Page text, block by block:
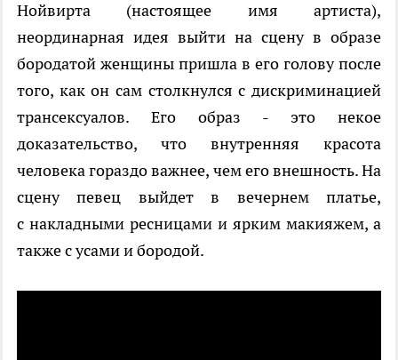
Нойвирта (настоящее имя артиста),
неординарная идея выйти на сцену в образе
бородатой женщины пришла в его голову после
того, как он сам столкнулся с дискриминацией
трансексуалов. Его образ - это некое
доказательство, что внутренняя красота
человека гораздо важнее, чем его внешность. На
сцену певец выйдет в вечернем платье,
с накладными ресницами и ярким макияжем, а
также с усами и бородой.